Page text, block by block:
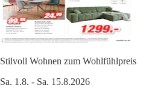
Stilvoll Wohnen zum Wohlfühlpreis
Sa. 1.8. - Sa. 15.8.2026